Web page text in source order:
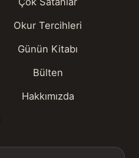
Okur Tercihleri
Günün Kitabı
Bülten
Hakkımızda